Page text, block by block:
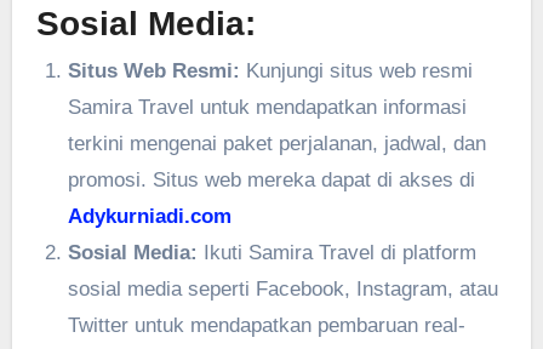
Sosial Media:
Situs Web Resmi: Kunjungi situs web resmi
Samira Travel untuk mendapatkan informasi
terkini mengenai paket perjalanan, jadwal, dan
promosi. Situs web mereka dapat di akses di
Adykurniadi.com
Sosial Media: Ikuti Samira Travel di platform
sosial media seperti Facebook, Instagram, atau
Twitter untuk mendapatkan pembaruan real-